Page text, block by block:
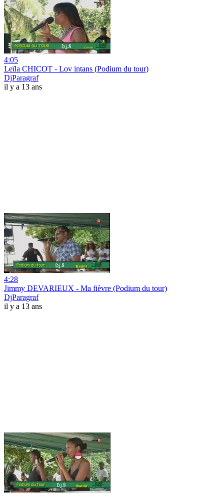
4:05
Leïla CHICOT - Lov intans (Podium du tour)
DjParagraf
il y a 13 ans
4:28
Jimmy DEVARIEUX - Ma fièvre (Podium du tour)
DjParagraf
il y a 13 ans